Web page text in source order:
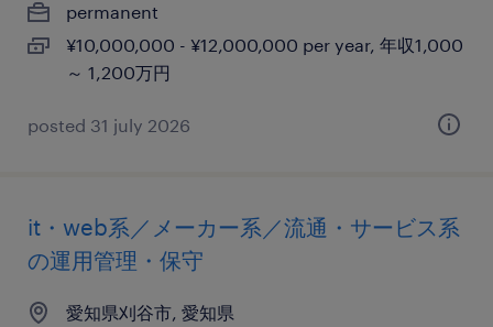
permanent
¥10,000,000 - ¥12,000,000 per year, 年収1,000
～ 1,200万円
posted 31 july 2026
it・web系／メーカー系／流通・サービス系
の運用管理・保守
愛知県刈谷市, 愛知県